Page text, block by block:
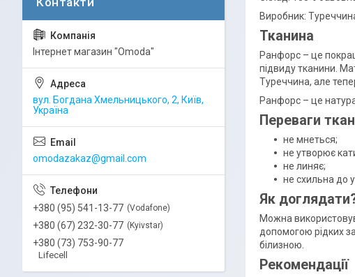
Виробник:
Тканина
Ранфорс – це
підвиду тканини.
Туреччина, але
Ранфорс – це
Переваги
не мнеться;
не утворює
не линяє;
не схильна до
Як
Можна
допомогою рідких
білизною.
Рекомендації
Інтернет магазин "Omoda"
вул. Богдана Хмельницького, 2, Київ,
Україна
omodazakaz@gmail.com
+380 (95) 541-13-77 Vodafone
+380 (67) 232-30-77 Kyivstar
+380 (73) 753-90-77
Lifecell